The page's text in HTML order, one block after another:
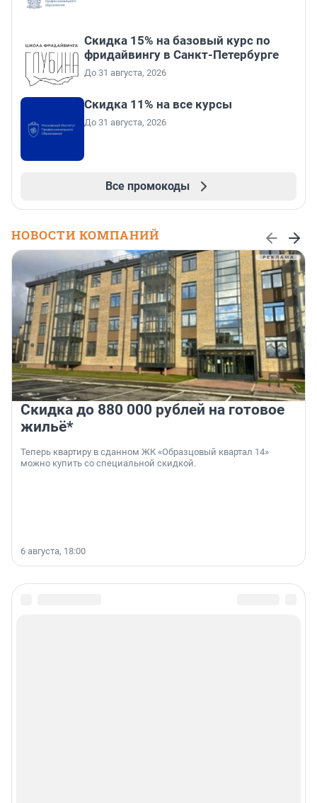
Скидка 15% на базовый курс по
фридайвингу в Санкт-Петербурге
До 31 августа, 2026
Скидка 11% на все курсы
До 31 августа, 2026
Все промокоды
НОВОСТИ КОМПАНИЙ
Скидка до 880 000 рублей на готовое
жильё*
Теперь квартиру в сданном ЖК «Образцовый квартал 14»
можно купить со специальной скидкой.
6 августа, 18:00